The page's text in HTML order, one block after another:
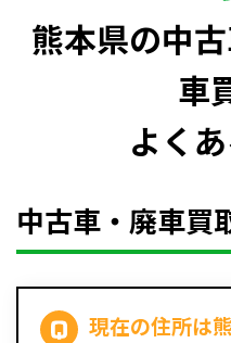
熊本県の中
車
よく
中古車・廃車買
現在の住所は